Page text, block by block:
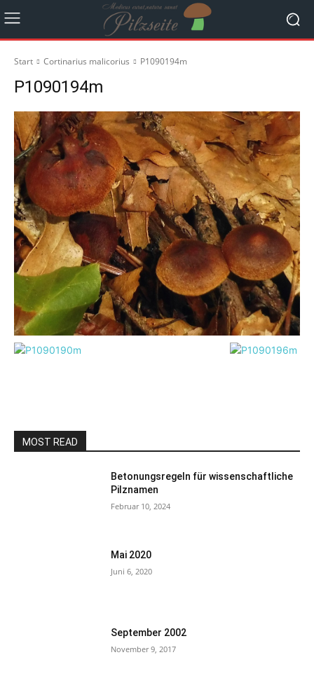
Start Cortinarius malicorius P1090194m
P1090194m
MOST READ
Betonungsregeln für wissenschaftliche
Pilznamen
Februar 10, 2024
Mai 2020
Juni 6, 2020
September 2002
November 9, 2017